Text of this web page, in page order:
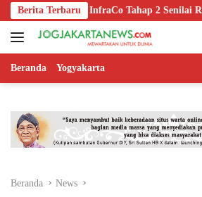
Langsung
ke
konten
Berita Terbaru
Off InfraCo Tahap 2 Senilai Rp49,9
Beranda Yogyakarta
Beranda News